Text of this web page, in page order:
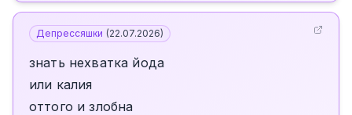
Депрессяшки (22.07.2026)
знать нехватка йода
или калия
оттого и злобна